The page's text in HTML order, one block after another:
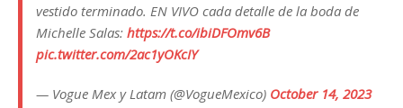
vestido terminado. EN VIVO cada detalle de la boda de
Michelle Salas: https://t.co/ibiDFOmv6B
pic.twitter.com/2ac1yOKcIY
— Vogue Mex y Latam (@VogueMexico) October 14, 2023